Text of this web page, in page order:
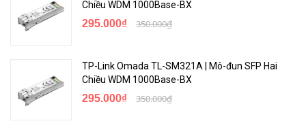
Chiều WDM 1000Base-BX
295.000₫ 350.000₫
TP-Link Omada TL-SM321A | Mô-đun SFP Hai
Chiều WDM 1000Base-BX
295.000₫ 350.000₫